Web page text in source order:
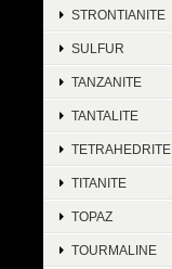
STRONTIANITE
SULFUR
TANZANITE
TANTALITE
TETRAHEDRITE
TITANITE
TOPAZ
TOURMALINE